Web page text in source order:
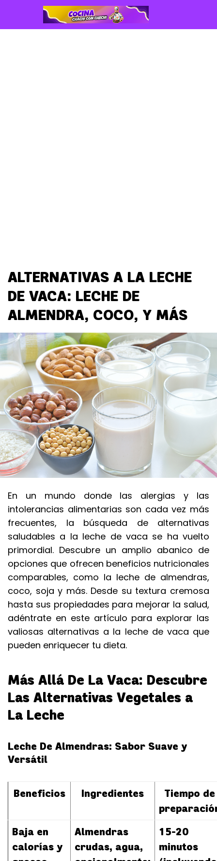
ALTERNATIVAS A LA LECHE
DE VACA: LECHE DE
ALMENDRA, COCO, Y MÁS
En un mundo donde las alergias y las
intolerancias alimentarias son cada vez más
frecuentes, la búsqueda de alternativas
saludables a la leche de vaca se ha vuelto
primordial. Descubre un amplio abanico de
opciones que ofrecen beneficios nutricionales
comparables, como la leche de almendras,
coco, soja y más. Desde su textura cremosa
hasta sus propiedades para mejorar la salud,
adéntrate en este artículo para explorar las
valiosas alternativas a la leche de vaca que
pueden enriquecer tu dieta.
Más Allá De La Vaca: Descubre
Las Alternativas Vegetales a
La Leche
Leche De Almendras: Sabor Suave y
Versátil
Beneficios Ingredientes
Tiempo de
Baja en
calorías y
Almendras
crudas, agua,
15-20
minutos